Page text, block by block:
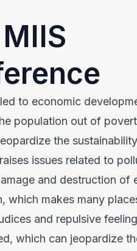
to economic
population out of
the
issues related to
and destruction of
which makes many
and repulsive
which can jeopardize